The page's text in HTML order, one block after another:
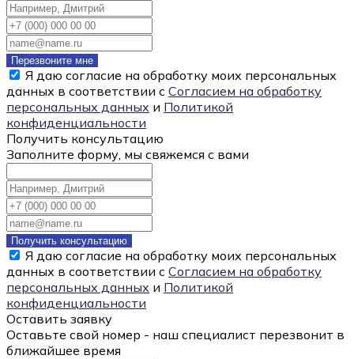
Перезвоните мне
Я даю согласие на обработку моих персональных
данных в соответствии с Согласием на обработку
персональных данных и Политикой
конфиденциальности
Получить консультацию
Заполните форму, мы свяжемся с вами
Получить консультацию
Я даю согласие на обработку моих персональных
данных в соответствии с Согласием на обработку
персональных данных и Политикой
конфиденциальности
Оставить заявку
Оставьте свой номер - наш специалист перезвонит в
ближайшее время